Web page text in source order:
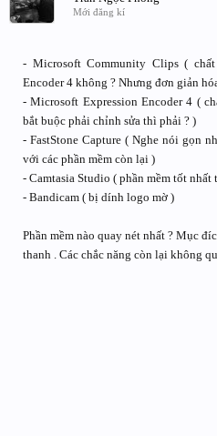
Mới đăng kí
- Microsoft Community Clips (
Encoder 4 không ? Nhưng đơn giản
- Microsoft Expression Encoder 4 (
bắt buộc phải chỉnh sửa thì phải ? )
- FastStone Capture ( Nghe nói gọn
với các phần mềm còn lại )
- Camtasia Studio ( phần mềm tốt
- Bandicam ( bị dính logo mờ )
Phần mềm nào quay nét nhất ? Mục
thanh . Các chắc năng còn lại không